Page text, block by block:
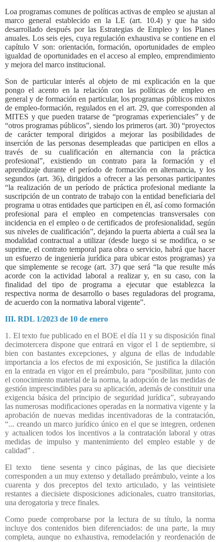
Loa programas comunes de políticas activas de empleo se ajustan al
marco general establecido en la LE (art. 10.4) y que ha sido
desarrollado después por las Estrategias de Empleo y los Planes
anuales. Los seis ejes, cuya regulación exhaustiva se contiene en el
capítulo V son: orientación, formación, oportunidades de empleo
igualdad de oportunidades en el acceso al empleo, emprendimiento
y mejora del marco institucional.
Son de particular interés al objeto de mi explicación en la que
pongo el acento en la relación con las políticas de empleo en
general y de formación en particular, los programas públicos mixtos
de empleo-formación, regulados en el art. 29, que corresponden al
MITES y que pueden tratarse de “programas experienciales” y de
“otros programas públicos”, siendo los primeros (art. 30) “proyectos
de carácter temporal dirigidos a mejorar las posibilidades de
inserción de las personas desempleadas que participen en ellos a
través de su cualificación en alternancia con la práctica
profesional”, existiendo un contrato para la formación y el
aprendizaje durante el período de formación en alternancia, y los
segundos (art. 36), dirigidos a ofrecer a las personas participantes
“la realización de un período de práctica profesional mediante la
suscripción de un contrato de trabajo con la entidad beneficiaria del
programa u otras entidades que participen en él, así como formación
profesional para el empleo en competencias transversales con
incidencia en el empleo o de certificados de profesionalidad, según
sus niveles de cualificación”, dejando la puerta abierta a cuál sea la
modalidad contractual a utilizar (desde luego si se modifica, o se
suprime, el contrato temporal para obra o servicio, habrá que hacer
un esfuerzo de ingeniería jurídica para ubicar estos programas) ya
que simplemente se recoge (art. 37) que será “la que resulte más
acorde con la actividad laboral a realizar y, en su caso, con la
finalidad del tipo de programa a ejecutar que establezca la
respectiva norma de desarrollo o bases reguladoras del programa,
de acuerdo con la normativa laboral vigente”.
III. RDL 1/2023 de 10 de enero
1. El texto fue publicado en el BOE el día 11 y su disposición final
decimotercera dispone que entrará en vigor el 1 de septiembre, si
bien con bastantes excepciones, y alguna de ellas de indudable
importancia a los efectos de mi exposición, Se justifica la dilación
en la entrada en vigor en el preámbulo, para “posibilitar, junto con
el conocimiento material de la norma, la adopción de las medidas de
gestión imprescindibles para su aplicación, además de constituir una
exigencia básica del principio de seguridad jurídica”, subrayando
las numerosas modificaciones operadas en la normativa vigente y la
aprobación de nuevas medidas incentivadoras de la contratación,
“... creando un marco jurídico único en el que se integren, ordenen
y actualicen todos los incentivos a la contratación laboral y otras
medidas de impulso y mantenimiento del empleo estable y de
calidad” .
El texto
tiene sesenta y cinco páginas, de las que diecisiete
corresponden a un muy extenso y detallado preámbulo, veinte a los
cuarenta y dos preceptos del texto articulado, y las veintisiete
restantes a diecisiete disposiciones adicionales, cuatro transitorias,
una derogatoria y trece finales.
Como puede comprobarse por la lectura de su título, la norma
incluye dos contenidos bien diferenciados: de una parte, la muy
completa, aunque no exhaustiva, remodelación y reordenación de